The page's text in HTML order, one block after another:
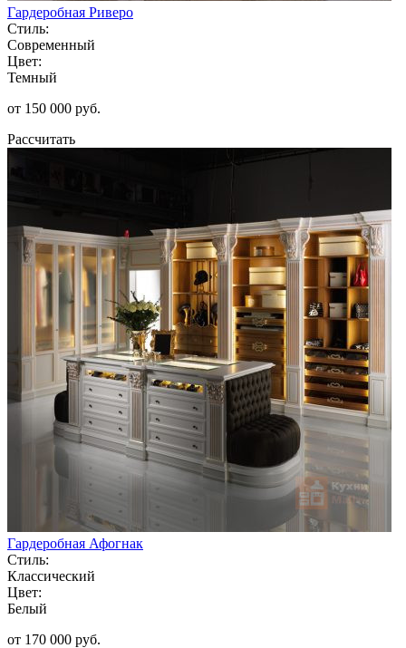
Гардеробная Риверо
Стиль:
Современный
Цвет:
Темный
от 150 000 руб.
Рассчитать
Гардеробная Афогнак
Стиль:
Классический
Цвет:
Белый
от 170 000 руб.